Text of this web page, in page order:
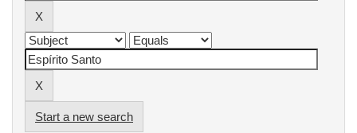
Start a new search